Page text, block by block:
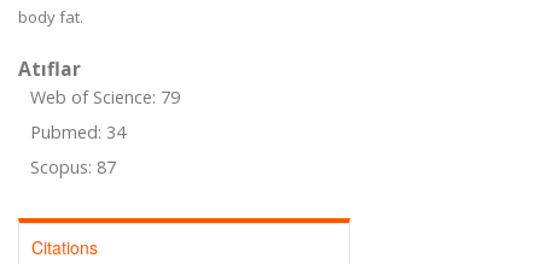
body fat.
Atıflar
Web of Science: 79
Pubmed: 34
Scopus: 87
Citations